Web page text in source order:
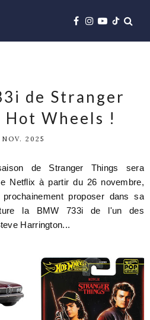
de Stranger
Hot Wheels !
NOV. 2025
de Stranger Things sera
Netflix à partir du 26 novembre,
proposer dans sa
la BMW 733i de l'un des
Harrington...